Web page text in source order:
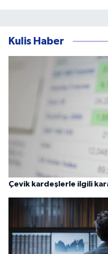
Kulis Haber
Çevik kardeşlerle ilgili